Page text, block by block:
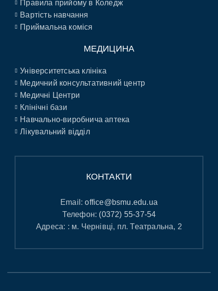
Правила прийому в Коледж
Вартість навчання
Приймальна коміся
МЕДИЦИНА
Університетська клініка
Медичний консультативний центр
Медичні Центри
Клінічні бази
Навчально-виробнича аптека
Лікувальний відділ
КОНТАКТИ
Email:office@bsmu.edu.ua
Телефон: (0372) 55-37-54
Адреса: : м. Чернівці, пл. Театральна, 2